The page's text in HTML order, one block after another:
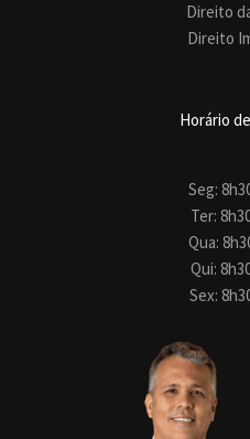
Direito
Direito
Horário
Seg:
Ter:
Qua:
Qui:
Sex: